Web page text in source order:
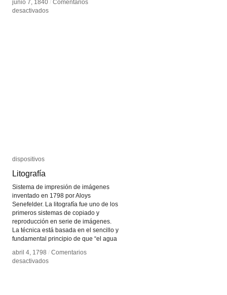
junio 7, 1840 / Comentarios
desactivadosen
junio 7, 1840 / Comentarios
desactivadosen
dispositivos
Litografía
Sistema de impresión de imágenes
inventado en 1798 por Aloys
Senefelder. La litografía fue uno de los
primeros sistemas de copiado y
reproducción en serie de imágenes.
La técnica está basada en el sencillo y
fundamental principio de que “el agua
abril 4, 1798 / Comentarios
desactivadosen
dispositivos
Litografía
abril 4, 1798 / Comentarios
desactivadosen